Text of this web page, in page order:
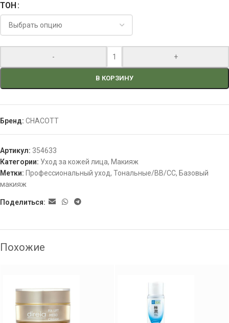
ТОН
- +
В КОРЗИНУ
Бренд: CHACOTT
Артикул: 354633
Категории: Уход за кожей лица, Макияж
Метки: Профессиональный уход, Тональные/ВВ/СС, Базовый
макияж
Поделиться:
Похожие